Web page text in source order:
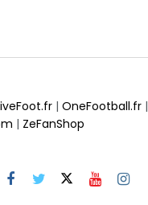
| OneFootball.fr |
| ZeFanShop